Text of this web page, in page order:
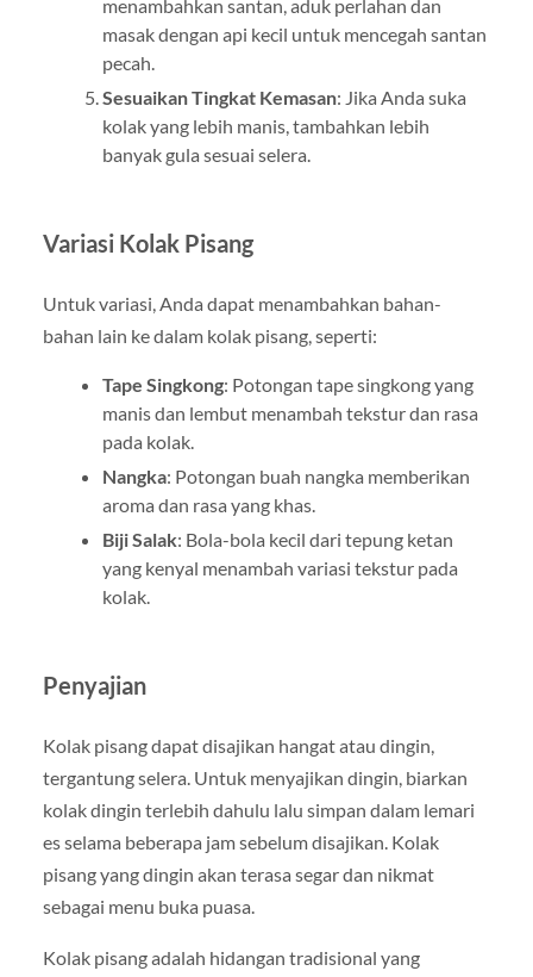
menambahkan santan, aduk perlahan dan
masak dengan api kecil untuk mencegah santan
pecah.
Sesuaikan Tingkat Kemasan: Jika Anda suka
kolak yang lebih manis, tambahkan lebih
banyak gula sesuai selera.
Variasi Kolak Pisang
Untuk variasi, Anda dapat menambahkan bahan-
bahan lain ke dalam kolak pisang, seperti:
Tape Singkong: Potongan tape singkong yang
manis dan lembut menambah tekstur dan rasa
pada kolak.
Nangka: Potongan buah nangka memberikan
aroma dan rasa yang khas.
Biji Salak: Bola-bola kecil dari tepung ketan
yang kenyal menambah variasi tekstur pada
kolak.
Penyajian
Kolak pisang dapat disajikan hangat atau dingin,
tergantung selera. Untuk menyajikan dingin, biarkan
kolak dingin terlebih dahulu lalu simpan dalam lemari
es selama beberapa jam sebelum disajikan. Kolak
pisang yang dingin akan terasa segar dan nikmat
sebagai menu buka puasa.
Kolak pisang adalah hidangan tradisional yang